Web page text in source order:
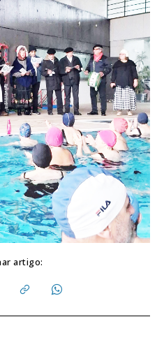
artigo: